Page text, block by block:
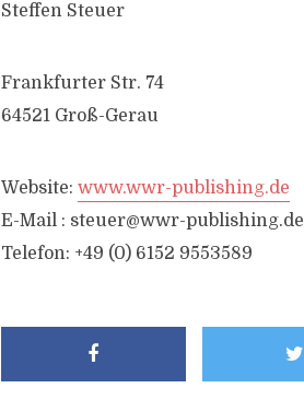
Steffen Steuer
Frankfurter Str. 74
64521 Groß-Gerau
Website: www.wwr-publishing.de
E-Mail : steuer@wwr-publishing.de
Telefon: +49 (0) 6152 9553589